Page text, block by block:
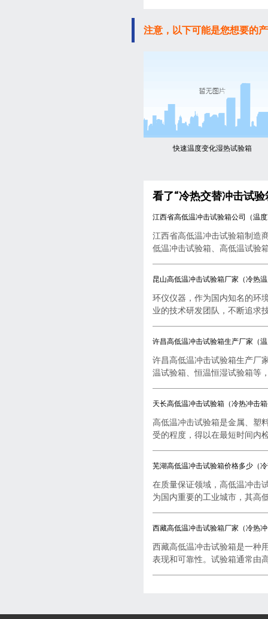
注意，以下可能是您想要的
快速温度变化湿热试验箱
看了“冷热交替冲击试
江西省高低温冲击试验箱公司（温
江西省高低温冲击试验箱制造
低温冲击试验箱、高低温试验
昆山高低温冲击试验箱厂家（冷热
环仪仪器，作为国内知名的环
业的技术研发团队，不断追求
许昌高低温冲击试验箱生产厂家（
许昌高低温冲击试验箱生产厂
温试验箱、恒温恒湿试验箱等
天长高低温冲击试验箱（冷热冲击
高低温冲击试验箱是金属、塑
受的程度，得以在最短时间内
芜湖高低温冲击试验箱价格多少（
在质量保证领域，高低温冲击
为国内重要的工业城市，其高
西藏高低温冲击试验箱厂家（冷热
西藏高低温冲击试验箱是一种
表现和可靠性。试验箱通常由